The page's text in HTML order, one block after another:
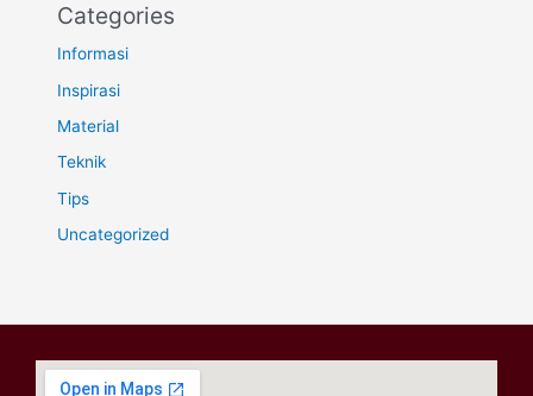
Categories
Informasi
Inspirasi
Material
Teknik
Tips
Uncategorized